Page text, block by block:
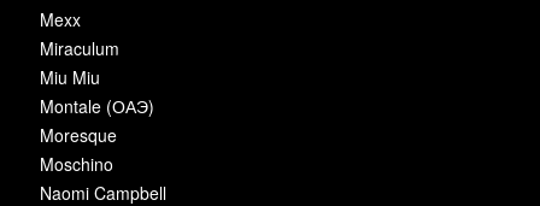
Mexx
Miraculum
Miu Miu
Montale (ОАЭ)
Moresque
Moschino
Naomi Campbell